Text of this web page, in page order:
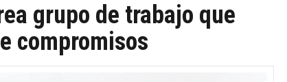
grupo de trabajo que
compromisos